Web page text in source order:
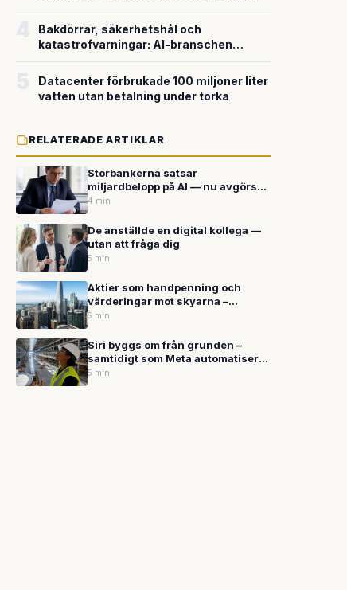
Bakdörrar, säkerhetshål och
katastrofvarningar: AI-branschen
Datacenter förbrukade 100 miljoner liter
vatten utan betalning under torka
RELATERADE ARTIKLAR
Storbankerna satsar
miljardbelopp på AI — nu avgörs
om svenska aktörer hänger med
4 min
De anställde en digital kollega —
utan att fråga dig
5 min
Aktier som handpenning och
värderingar mot skyarna –
Anthropic rusar mot börsen i AI-
5 min
Siri byggs om från grunden –
samtidigt som Meta automatiserar
hela köpflöden i dina appar
5 min